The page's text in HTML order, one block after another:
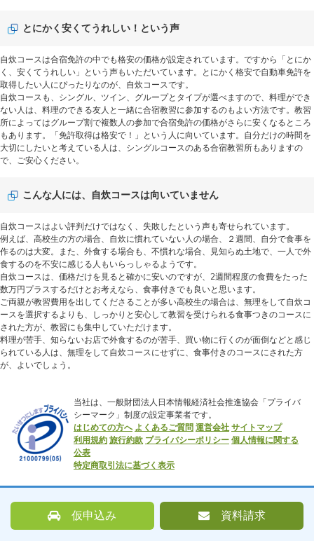
とにかく安くてうれしい！という声
自炊コースは合宿免許の中でも格安の価格が設定されています。ですから「とにか
く、安くてうれしい」という声もいただいています。とにかく格安で自動車免許を
取得したい人にぴったりなのが、自炊コースです。
自炊コースも、シングル、ツイン、グループとタイプが選べますので、料理ができ
ない人は、料理のできる友人と一緒に合宿教習に参加するのもよい方法です。教習
所によってはグループ割で複数人の参加で合宿免許の価格がさらに安くなるところ
もあります。「免許取得は格安で！」という人に向いています。自分だけの時間を
大切にしたいと考えている人は、シングルコースのある合宿教習所もありますの
で、ご安心ください。
こんな人には、自炊コースは向いていません
自炊コースはよい評判だけではなく、失敗したという声も寄せられています。
例えば、高校生の方の場合、自炊に慣れていない人の場合、２週間、自分で食事を
作るのは大変。また、外食する場合も、不慣れな場合、見知らぬ土地で、一人で外
食するのを不安に感じる人もいらっしゃるようです。
自炊コースは、価格だけを見ると確かに安いのですが、2週間程度の食費をたった
数万円プラスするだけとお考えなら、食事付きでも良いと思います。
ご両親が教習費用を出してくださることが多い高校生の場合は、無理をして自炊コ
ースを選択するよりも、しっかりと安心して教習を受けられる食事つきのコースに
された方が、教習にも集中していただけます。
料理が苦手、知らないお店で外食するのが苦手、買い物に行くのが面倒などと感じ
られている人は、無理をして自炊コースにせずに、食事付きのコースにされた方
が、よいでしょう。
当社は、一般財団法人日本情報経済社会推進協会「プライバ
シーマーク」制度の設定事業者です。
はじめての方へ よくあるご質問 運営会社サイトマップ
利用規約旅行約款 プライバシーポリシー個人情報に関する
公表
特定商取引法に基づく表示
仮申込み 資料請求